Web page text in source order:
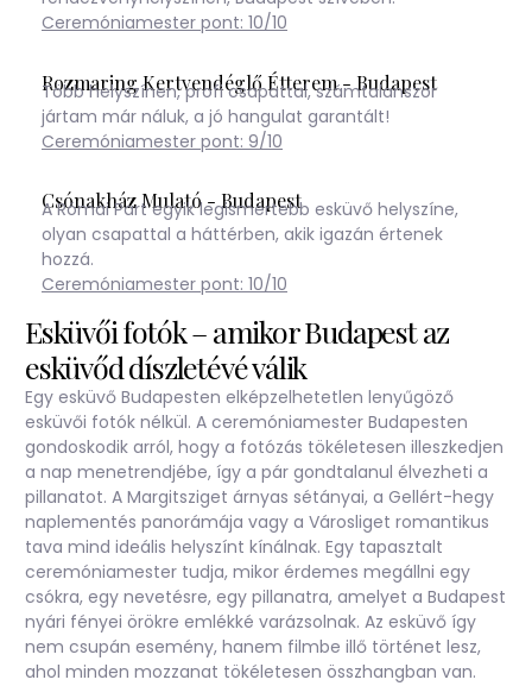
Ceremóniamester pont: 10/10
Rozmaring Kertvendéglő Étterem - Budapest
Több helyszínen, profi csapattal, számtalanszor
jártam már náluk, a jó hangulat garantált!
Ceremóniamester pont: 9/10
Csónakház Mulató - Budapest
A Római Part egyik legismertebb esküvő helyszíne,
olyan csapattal a háttérben, akik igazán értenek
hozzá.
Ceremóniamester pont: 10/10
Esküvői fotók– amikor Budapest az
esküvőd díszletévé válik
Egy esküvő Budapesten elképzelhetetlen lenyűgöző
esküvői fotók nélkül. A ceremóniamester Budapesten
gondoskodik arról, hogy a fotózás tökéletesen illeszkedjen
a nap menetrendjébe, így a pár gondtalanul élvezheti a
pillanatot. A Margitsziget árnyas sétányai, a Gellért-hegy
naplementés panorámája vagy a Városliget romantikus
tava mind ideális helyszínt kínálnak. Egy tapasztalt
ceremóniamester tudja, mikor érdemes megállni egy
csókra, egy nevetésre, egy pillanatra, amelyet a Budapest
nyári fényei örökre emlékké varázsolnak. Az esküvő így
nem csupán esemény, hanem filmbe illő történet lesz,
ahol minden mozzanat tökéletesen összhangban van.